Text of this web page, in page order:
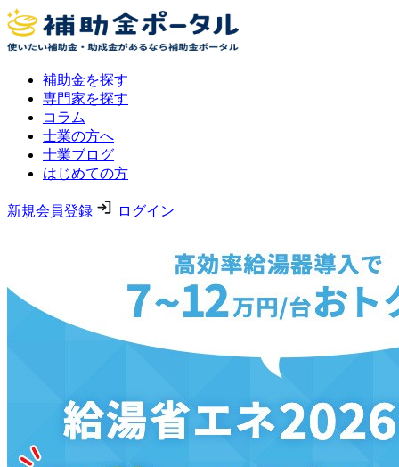
補助金を探す
専門家を探す
コラム
士業の方へ
士業ブログ
はじめての方
新規会員登録 ログイン